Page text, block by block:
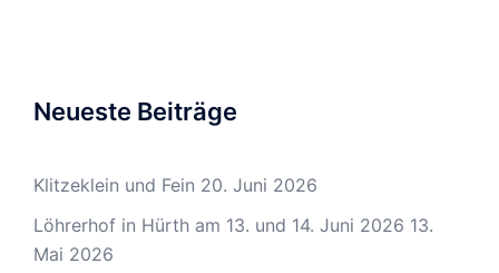
Neueste Beiträge
Klitzeklein und Fein 20. Juni 2026
Löhrerhof in Hürth am 13. und 14. Juni 2026 13.
Mai 2026